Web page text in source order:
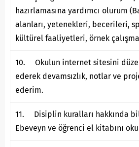
hazırlamasına yardımcı olurum
alanları, yetenekleri, becerileri,
kültürel faaliyetleri, örnek
10. Okulun internet sitesini
ederek devamsızlık, notlar ve
ederim.
11. Disiplin kuralları hakkında
Ebeveyn ve öğrenci el kitabını